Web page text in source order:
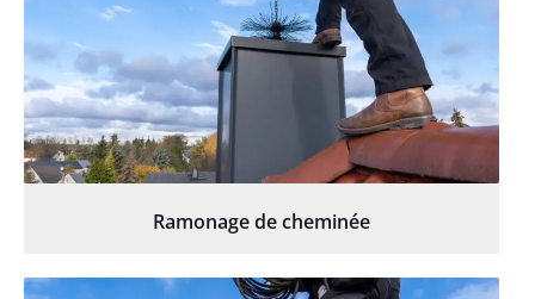
Ramonage de cheminée